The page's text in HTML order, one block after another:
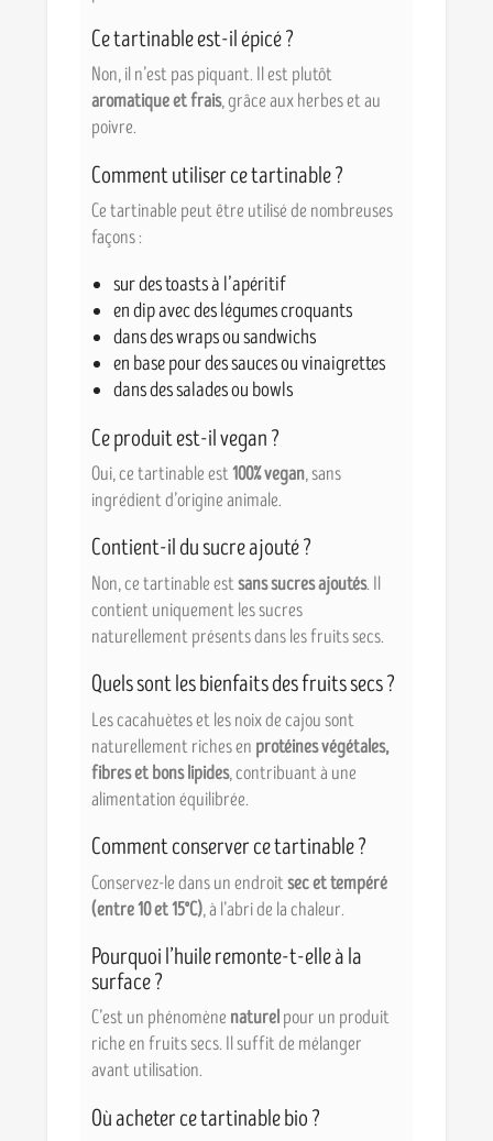
Ce tartinable est-il épicé ?
Non, il n’est pas piquant. Il est plutôt
aromatique et frais, grâce aux herbes et au
poivre.
Comment utiliser ce tartinable ?
Ce tartinable peut être utilisé de nombreuses
façons :
sur des toasts à l’apéritif
en dip avec des légumes croquants
dans des wraps ou sandwichs
en base pour des sauces ou vinaigrettes
dans des salades ou bowls
Ce produit est-il vegan ?
Oui, ce tartinable est100% vegan, sans
ingrédient d’origine animale.
Contient-il du sucre ajouté ?
Non, ce tartinable estsans sucres ajoutés. Il
contient uniquement les sucres
naturellement présents dans les fruits secs.
Quels sont les bienfaits des fruits secs ?
Les cacahuètes et les noix de cajou sont
naturellement riches en protéines végétales,
fibres et bons lipides, contribuant à une
alimentation équilibrée.
Comment conserver ce tartinable ?
Conservez-le dans un endroitsec et tempéré
(entre 10 et 15°C), à l’abri de la chaleur.
Pourquoi l’huile remonte-t-elle à la
surface ?
C’est un phénomène naturelpour un produit
riche en fruits secs. Il suffit de mélanger
avant utilisation.
Où acheter ce tartinable bio ?